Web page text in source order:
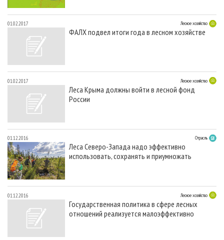
01.02.2017 Лесное хозяйство
ФАЛХ подвел итоги года в лесном хозяйстве
01.02.2017 Лесное хозяйство
Леса Крыма должны войти в лесной фонд
России
01.12.2016 Отрасль
Леса Северо-Запада надо эффективно
использовать, сохранять и приумножать
01.12.2016 Лесное хозяйство
Государственная политика в сфере лесных
отношений реализуется малоэффективно